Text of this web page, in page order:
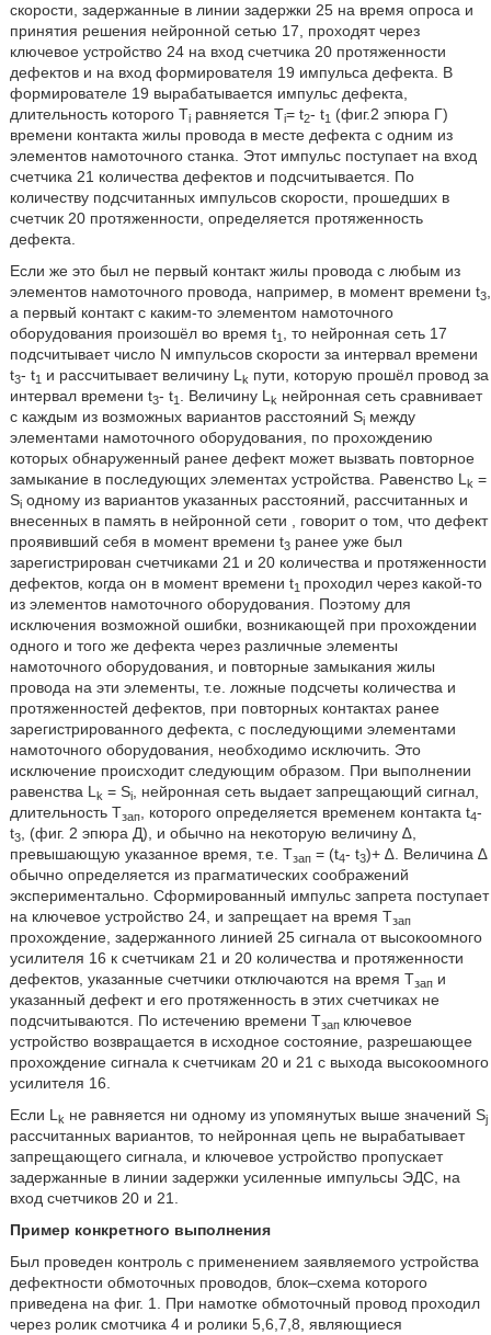
скорости, задержанные в линии задержки 25 на время опроса и
принятия решения нейронной сетью 17, проходят через
ключевое устройство 24 на вход счетчика 20 протяженности
дефектов и на вход формирователя 19 импульса дефекта. В
формирователе 19 вырабатывается импульс дефекта,
длительность которого Tiравняется Ti= t2- t1 (фиг.2 эпюра Г)
времени контакта жилы провода в месте дефекта с одним из
элементов намоточного станка. Этот импульс поступает на вход
счетчика 21 количества дефектов и подсчитывается. По
количеству подсчитанных импульсов скорости, прошедших в
счетчик 20 протяженности, определяется протяженность
дефекта.
Если же это был не первый контакт жилы провода с любым из
элементов намоточного провода, например, в момент времени t3,
а первый контакт с каким-то элементом намоточного
оборудования произошёл во время t1 , то нейронная сеть 17
подсчитывает число N импульсов скорости за интервал времени
t3- t1 и рассчитывает величину Lk пути, которую прошёл провод за
интервал времени t3- t1 . Величину Lk нейронная сеть сравнивает
с каждым из возможных вариантов расстояний Siмежду
элементами намоточного оборудования, по прохождению
которых обнаруженный ранее дефект может вызвать повторное
замыкание в последующих элементах устройства. Равенство Lk =
Siодному из вариантов указанных расстояний, рассчитанных и
внесенных в память в нейронной сети , говорит о том, что дефект
проявивший себя в момент времени t3ранее уже был
зарегистрирован счетчиками 21 и 20 количества и протяженности
дефектов, когда он в момент времени t1 проходил через какой-то
из элементов намоточного оборудования. Поэтому для
исключения возможной ошибки, возникающей при прохождении
одного и того же дефекта через различные элементы
намоточного оборудования, и повторные замыкания жилы
провода на эти элементы, т.е. ложные подсчеты количества и
протяженностей дефектов, при повторных контактах ранее
зарегистрированного дефекта, с последующими элементами
намоточного оборудования, необходимо исключить. Это
исключение происходит следующим образом. При выполнении
равенства Lk = Si, нейронная сеть выдает запрещающий сигнал,
длительность Тзап, которого определяется временем контакта t4-
t3, (фиг. 2 эпюра Д), и обычно на некоторую величину ∆,
превышающую указанное время, т.е. Тзап= (t4- t3)+ ∆. Величина ∆
обычно определяется из прагматических соображений
экспериментально. Сформированный импульс запрета поступает
на ключевое устройство 24, и запрещает на время Тзап
прохождение, задержанного линией 25 сигнала от высокоомного
усилителя 16 к счетчикам 21 и 20 количества и протяженности
дефектов, указанные счетчики отключаются на время Тзапи
указанный дефект и его протяженность в этих счетчиках не
подсчитываются. По истечению времени Тзап ключевое
устройство возвращается в исходное состояние, разрешающее
прохождение сигнала к счетчикам 20 и 21 с выхода высокоомного
усилителя 16.
Если Lk не равняется ни одному из упомянутых выше значений Sj
рассчитанных вариантов, то нейронная цепь не вырабатывает
запрещающего сигнала, и ключевое устройство пропускает
задержанные в линии задержки усиленные импульсы ЭДС, на
вход счетчиков 20 и 21.
Пример конкретного выполнения
Был проведен контроль с применением заявляемого устройства
дефектности обмоточных проводов, блок–схема которого
приведена на фиг. 1. При намотке обмоточный провод проходил
через ролик смотчика 4 и ролики 5,6,7,8, являющиеся